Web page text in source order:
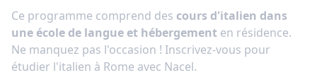
Ce programme comprend des cours d'italien dans
une école de langue et hébergement en résidence.
Ne manquez pas l'occasion ! Inscrivez-vous pour
étudier l'italien à Rome avec Nacel.